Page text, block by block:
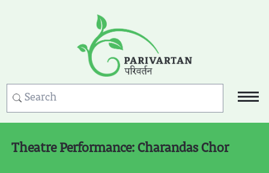
Theatre Performance: Charandas Chor